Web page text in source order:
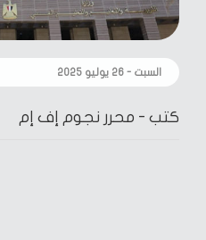
السبت - ٢٦ يوليو ٢٠٢٥
كتب - محرر نجوم إف إم